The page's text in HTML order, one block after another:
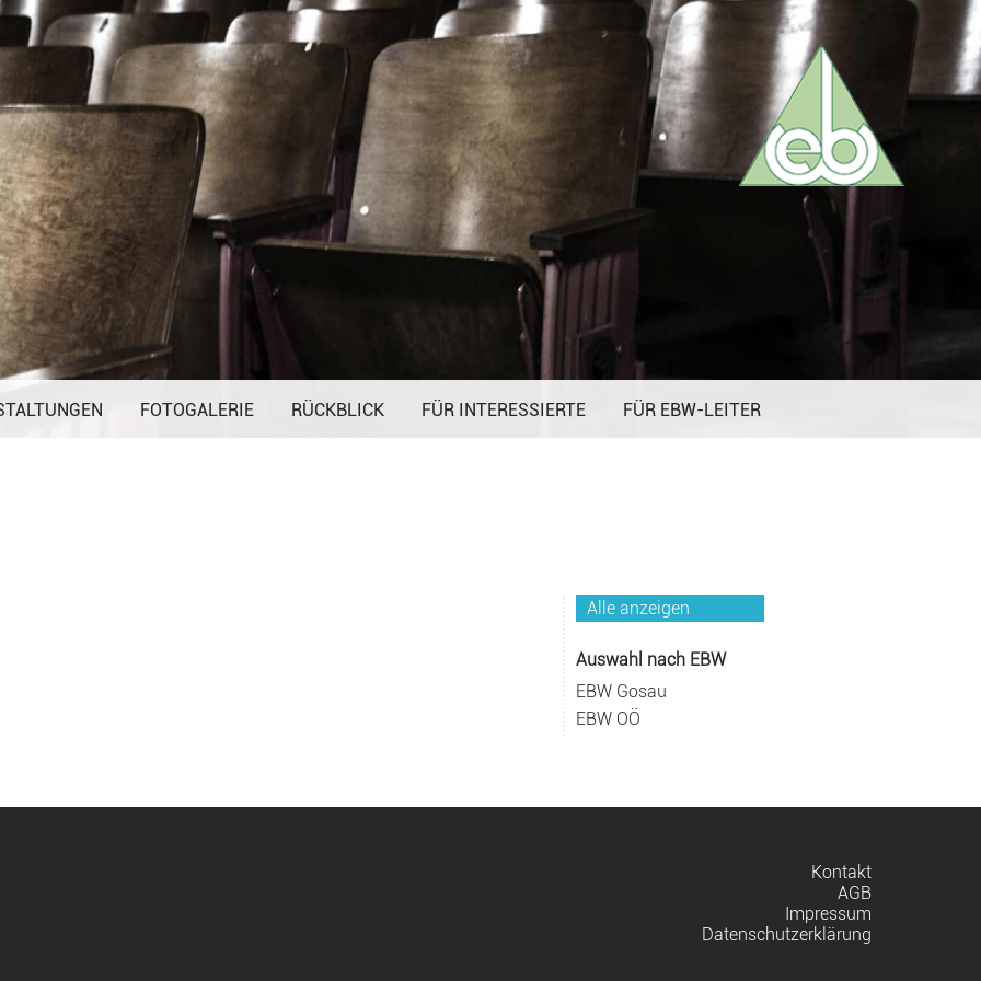
überspringen
FOTOGALERIE RÜCKBLICK FÜR INTERESSIERTE FÜR EBW-LEITER
Alle anzeigen
Auswahl nach EBW
EBW Gosau
EBW OÖ
Navigation
überspringen
Kontakt
AGB
Impressum
Datenschutzerklärung